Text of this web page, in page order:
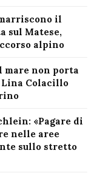
il
sul Matese,
alpino
mare non porta
Colacillo
«Pagare di
nelle aree
sullo stretto